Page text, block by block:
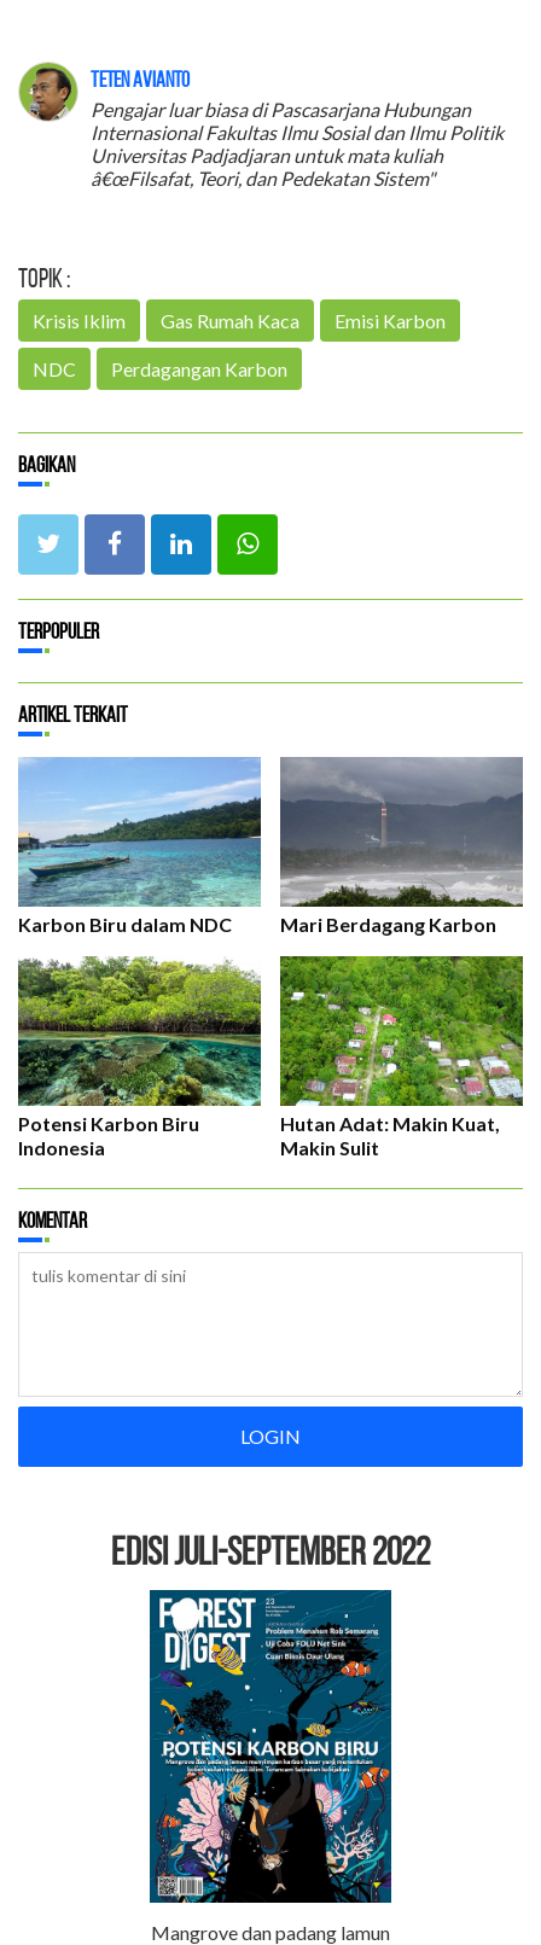
Teten Avianto
Pengajar luar biasa di Pascasarjana Hubungan
Internasional Fakultas Ilmu Sosial dan Ilmu Politik
Universitas Padjadjaran untuk mata kuliah
â€œFilsafat, Teori, dan Pedekatan Sistem"
Topik :
Krisis Iklim Gas Rumah Kaca Emisi Karbon
NDC Perdagangan Karbon
Bagikan
Terpopuler
Artikel Terkait
Karbon Biru dalam NDC Mari Berdagang Karbon
Potensi Karbon Biru
Indonesia
Hutan Adat: Makin Kuat,
Makin Sulit
Komentar
LOGIN
EDISI Juli-September 2022
Mangrove dan padang lamun